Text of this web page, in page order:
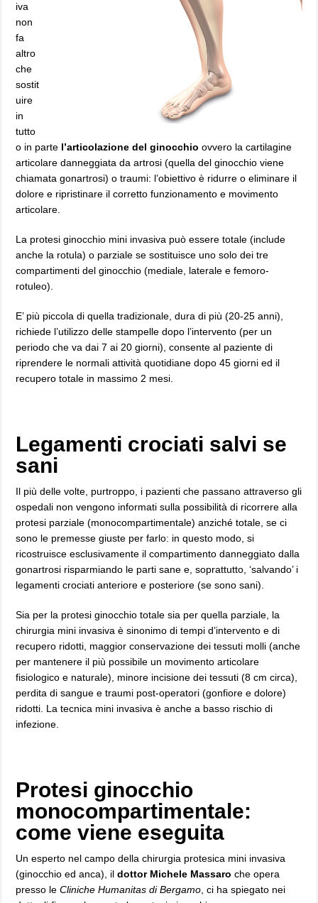
iva
non
fa
altro
che
sostit
uire
in
tutto
o in parte l’articolazione del ginocchio ovvero la cartilagine
articolare danneggiata da artrosi (quella del ginocchio viene
chiamata gonartrosi) o traumi: l’obiettivo è ridurre o eliminare il
dolore e ripristinare il corretto funzionamento e movimento
articolare.
La protesi ginocchio mini invasiva può essere totale (include
anche la rotula) o parziale se sostituisce uno solo dei tre
compartimenti del ginocchio (mediale, laterale e femoro-
rotuleo).
E’ più piccola di quella tradizionale, dura di più (20-25 anni),
richiede l’utilizzo delle stampelle dopo l’intervento (per un
periodo che va dai 7 ai 20 giorni), consente al paziente di
riprendere le normali attività quotidiane dopo 45 giorni ed il
recupero totale in massimo 2 mesi.
Legamenti crociati salvi se
sani
Il più delle volte, purtroppo, i pazienti che passano attraverso gli
ospedali non vengono informati sulla possibilità di ricorrere alla
protesi parziale (monocompartimentale) anziché totale, se ci
sono le premesse giuste per farlo: in questo modo, si
ricostruisce esclusivamente il compartimento danneggiato dalla
gonartrosi risparmiando le parti sane e, soprattutto, ‘salvando’ i
legamenti crociati anteriore e posteriore (se sono sani).
Sia per la protesi ginocchio totale sia per quella parziale, la
chirurgia mini invasiva è sinonimo di tempi d’intervento e di
recupero ridotti, maggior conservazione dei tessuti molli (anche
per mantenere il più possibile un movimento articolare
fisiologico e naturale), minore incisione dei tessuti (8 cm circa),
perdita di sangue e traumi post-operatori (gonfiore e dolore)
ridotti. La tecnica mini invasiva è anche a basso rischio di
infezione.
Protesi ginocchio
monocompartimentale:
come viene eseguita
Un esperto nel campo della chirurgia protesica mini invasiva
(ginocchio ed anca), ildottor Michele Massaro che opera
presso leCliniche Humanitas di Bergamo, ci ha spiegato nei